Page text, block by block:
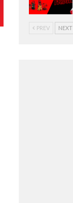
PREV NEXT